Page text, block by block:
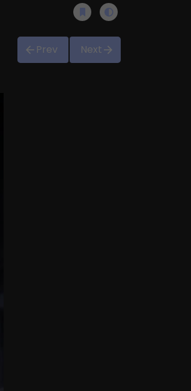
Prev Next